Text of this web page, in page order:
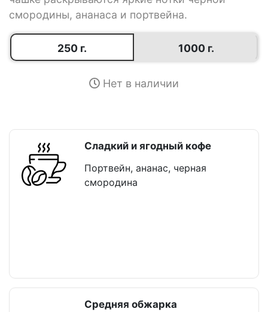
смородины, ананаса и портвейна.
250 г. 1000 г.
Нет в наличии
Сладкий и ягодный кофе
Портвейн, ананас, черная
смородина
Средняя обжарка